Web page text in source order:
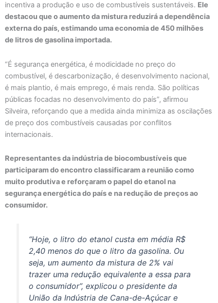
incentiva a produção e uso de combustíveis sustentáveis. Ele
destacou que o aumento da mistura reduzirá a dependência
externa do país, estimando uma economia de 450 milhões
de litros de gasolina importada.
“É segurança energética, é modicidade no preço do
combustível, é descarbonização, é desenvolvimento nacional,
é mais plantio, é mais emprego, é mais renda. São políticas
públicas focadas no desenvolvimento do país”, afirmou
Silveira, reforçando que a medida ainda minimiza as oscilações
de preço dos combustíveis causadas por conflitos
internacionais.
Representantes da indústria de biocombustíveis que
participaram do encontro classificaram a reunião como
muito produtiva e reforçaram o papel do etanol na
segurança energética do país e na redução de preços ao
consumidor.
“Hoje, o litro do etanol custa em média R$
2,40 menos do que o litro da gasolina. Ou
seja, um aumento da mistura de 2% vai
trazer uma redução equivalente a essa para
o consumidor”, explicou o presidente da
União da Indústria de Cana-de-Açúcar e